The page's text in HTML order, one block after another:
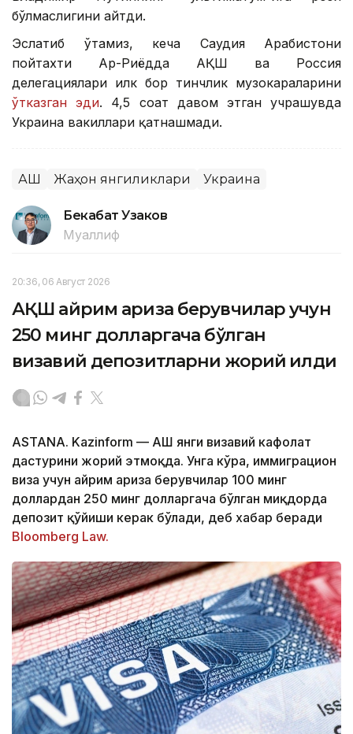
бўлмаслигини айтди.
Эслатиб ўтамиз, кеча Саудия Арабистони
пойтахти Ар-Риёдда АҚШ ва Россия
делегациялари илк бор тинчлик музокараларини
ўтказган эди. 4,5 соат давом этган учрашувда
Украина вакиллари қатнашмади.
АҚШ Жаҳон янгиликлари Украина
Бекабат Узаков
Муаллиф
20:36, 06 Август 2026
АҚШ айрим ариза берувчилар учун
250 минг долларгача бўлган
визавий депозитларни жорий қилди
ASTANA. Kazinform — АҚШ янги визавий кафолат
дастурини жорий этмоқда. Унга кўра, иммиграцион
виза учун айрим ариза берувчилар 100 минг
доллардан 250 минг долларгача бўлган миқдорда
депозит қўйиши керак бўлади, деб хабар беради
Bloomberg Law.